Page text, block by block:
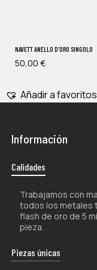
NAVETT ANELLO D’ORO SINGOLO
50,00 €
Añadir a favoritos
Información
Calidades
Trabajamos con
todos los metales
flash de oro de 5
pieza.
Piezas únicas